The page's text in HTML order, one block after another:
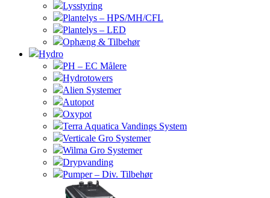
Lysstyring
Plantelys – HPS/MH/CFL
Plantelys – LED
Ophæng & Tilbehør
Hydro
PH – EC Målere
Hydrotowers
Alien Systemer
Autopot
Oxypot
Terra Aquatica Vandings System
Verticale Gro Systemer
Wilma Gro Systemer
Drypvanding
Pumper – Div. Tilbehør